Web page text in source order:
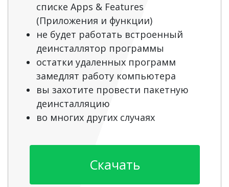
списке Apps & Features
(Приложения и функции)
не будет работать встроенный
деинсталлятор программы
остатки удаленных программ
замедлят работу компьютера
вы захотите провести пакетную
деинсталляцию
во многих других случаях
Скачать